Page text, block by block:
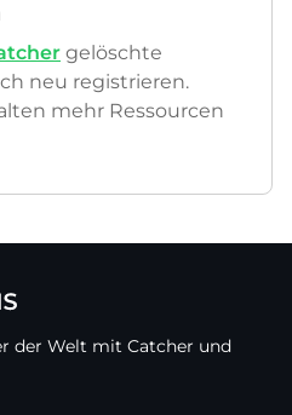
gelöschte
neu registrieren.
mehr Ressourcen
der Welt mit Catcher und